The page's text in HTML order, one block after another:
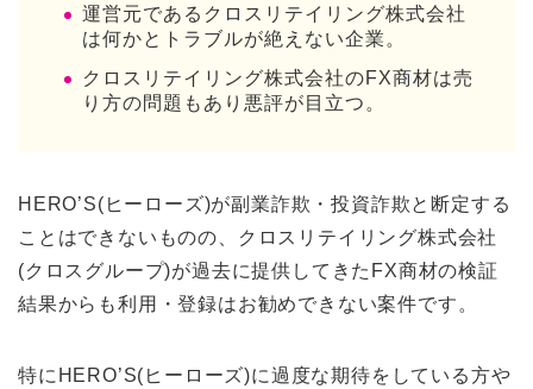
運営元であるクロスリテイリング株式会社
は何かとトラブルが絶えない企業。
クロスリテイリング株式会社のFX商材は売
り方の問題もあり悪評が目立つ。
HERO’S(ヒーローズ)が副業詐欺・投資詐欺と断定する
ことはできないものの、クロスリテイリング株式会社
(クロスグループ)が過去に提供してきたFX商材の検証
結果からも利用・登録はお勧めできない案件です。
特にHERO’S(ヒーローズ)に過度な期待をしている方や